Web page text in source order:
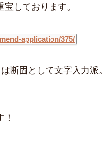
しております。
application/375/
断固として文字入力派。